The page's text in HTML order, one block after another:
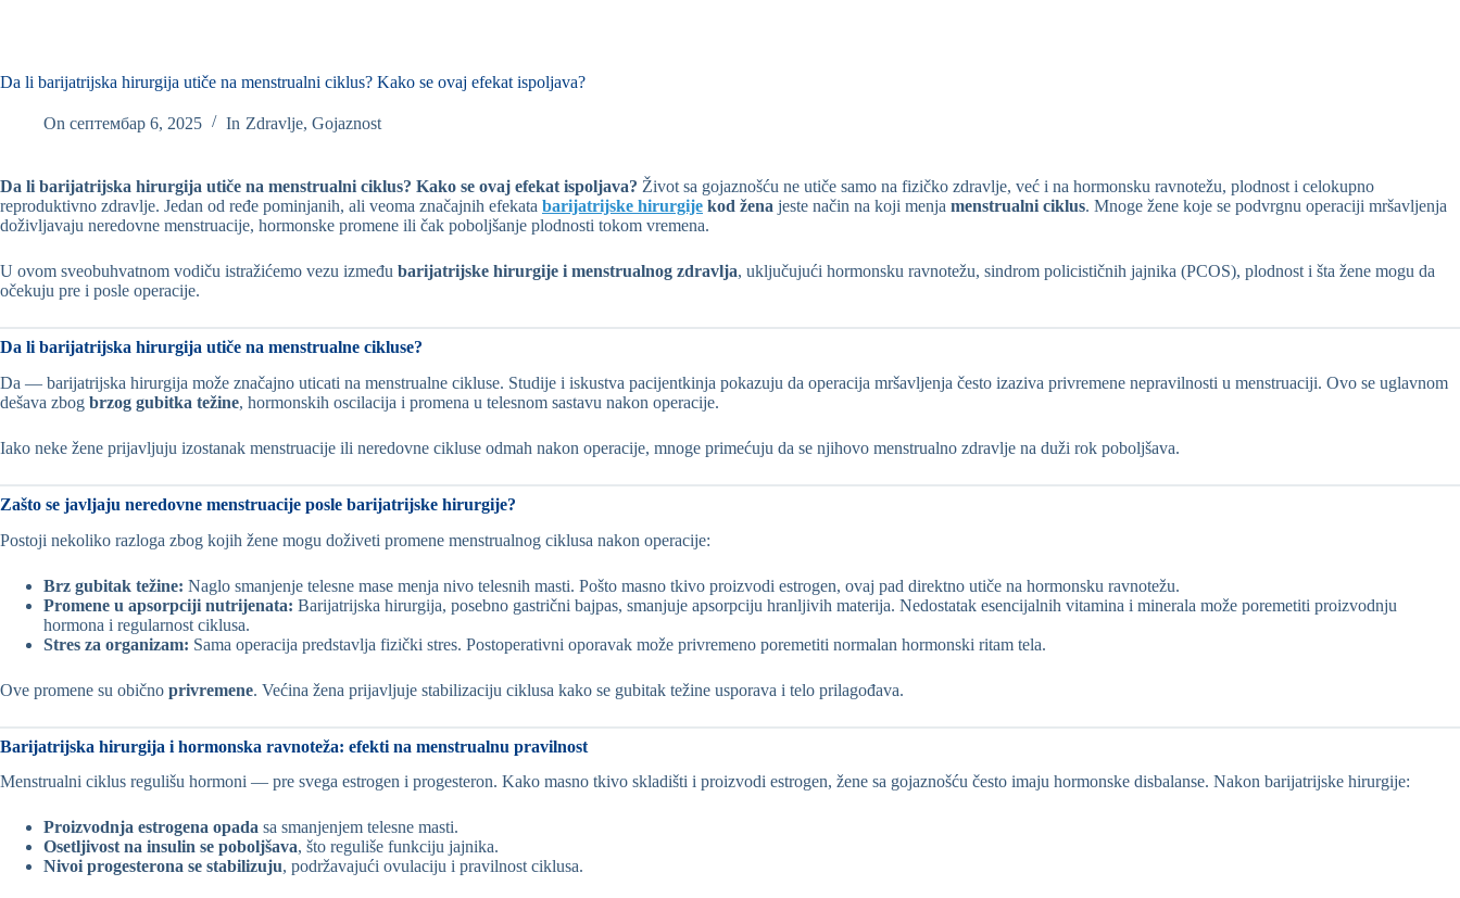
Da li barijatrijska hirurgija utiče na menstrualni ciklus? Kako se ovaj efekat ispoljava?
On септембар 6, 2025 In Zdravlje, Gojaznost
Da li barijatrijska hirurgija utiče na menstrualni ciklus? Kako se ovaj efekat ispoljava? Život sa gojaznošću ne utiče samo na fizičko zdravlje, već i na hormonsku ravnotežu, plodnost i celokupno
reproduktivno zdravlje. Jedan od ređe pominjanih, ali veoma značajnih efekata barijatrijske hirurgije kod žena jeste način na koji menja menstrualni ciklus. Mnoge žene koje se podvrgnu operaciji mršavljenja
doživljavaju neredovne menstruacije, hormonske promene ili čak poboljšanje plodnosti tokom vremena.
U ovom sveobuhvatnom vodiču istražićemo vezu između barijatrijske hirurgije i menstrualnog zdravlja, uključujući hormonsku ravnotežu, sindrom policističnih jajnika (PCOS), plodnost i šta žene mogu da
očekuju pre i posle operacije.
Da li barijatrijska hirurgija utiče na menstrualne cikluse?
Da — barijatrijska hirurgija može značajno uticati na menstrualne cikluse. Studije i iskustva pacijentkinja pokazuju da operacija mršavljenja često izaziva privremene nepravilnosti u menstruaciji. Ovo se uglavnom
dešava zbog brzog gubitka težine, hormonskih oscilacija i promena u telesnom sastavu nakon operacije.
Iako neke žene prijavljuju izostanak menstruacije ili neredovne cikluse odmah nakon operacije, mnoge primećuju da se njihovo menstrualno zdravlje na duži rok poboljšava.
Zašto se javljaju neredovne menstruacije posle barijatrijske hirurgije?
Postoji nekoliko razloga zbog kojih žene mogu doživeti promene menstrualnog ciklusa nakon operacije:
Brz gubitak težine: Naglo smanjenje telesne mase menja nivo telesnih masti. Pošto masno tkivo proizvodi estrogen, ovaj pad direktno utiče na hormonsku ravnotežu.
Promene u apsorpciji nutrijenata: Barijatrijska hirurgija, posebno gastrični bajpas, smanjuje apsorpciju hranljivih materija. Nedostatak esencijalnih vitamina i minerala može poremetiti proizvodnju
hormona i regularnost ciklusa.
Stres za organizam: Sama operacija predstavlja fizički stres. Postoperativni oporavak može privremeno poremetiti normalan hormonski ritam tela.
Ove promene su obično privremene. Većina žena prijavljuje stabilizaciju ciklusa kako se gubitak težine usporava i telo prilagođava.
Barijatrijska hirurgija i hormonska ravnoteža: efekti na menstrualnu pravilnost
Menstrualni ciklus regulišu hormoni — pre svega estrogen i progesteron. Kako masno tkivo skladišti i proizvodi estrogen, žene sa gojaznošću često imaju hormonske disbalanse. Nakon barijatrijske hirurgije:
Proizvodnja estrogena opada sa smanjenjem telesne masti.
Osetljivost na insulin se poboljšava, što reguliše funkciju jajnika.
Nivoi progesterona se stabilizuju, podržavajući ovulaciju i pravilnost ciklusa.